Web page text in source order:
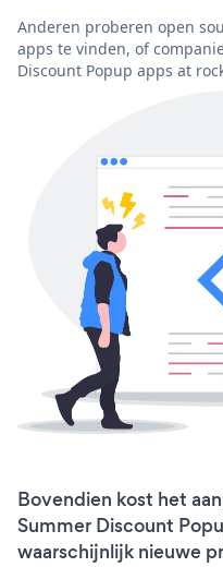
Anderen proberen open
apps te vinden, of
Discount Popup apps at
Bovendien kost het
Summer Discount
waarschijnlijk nieuwe